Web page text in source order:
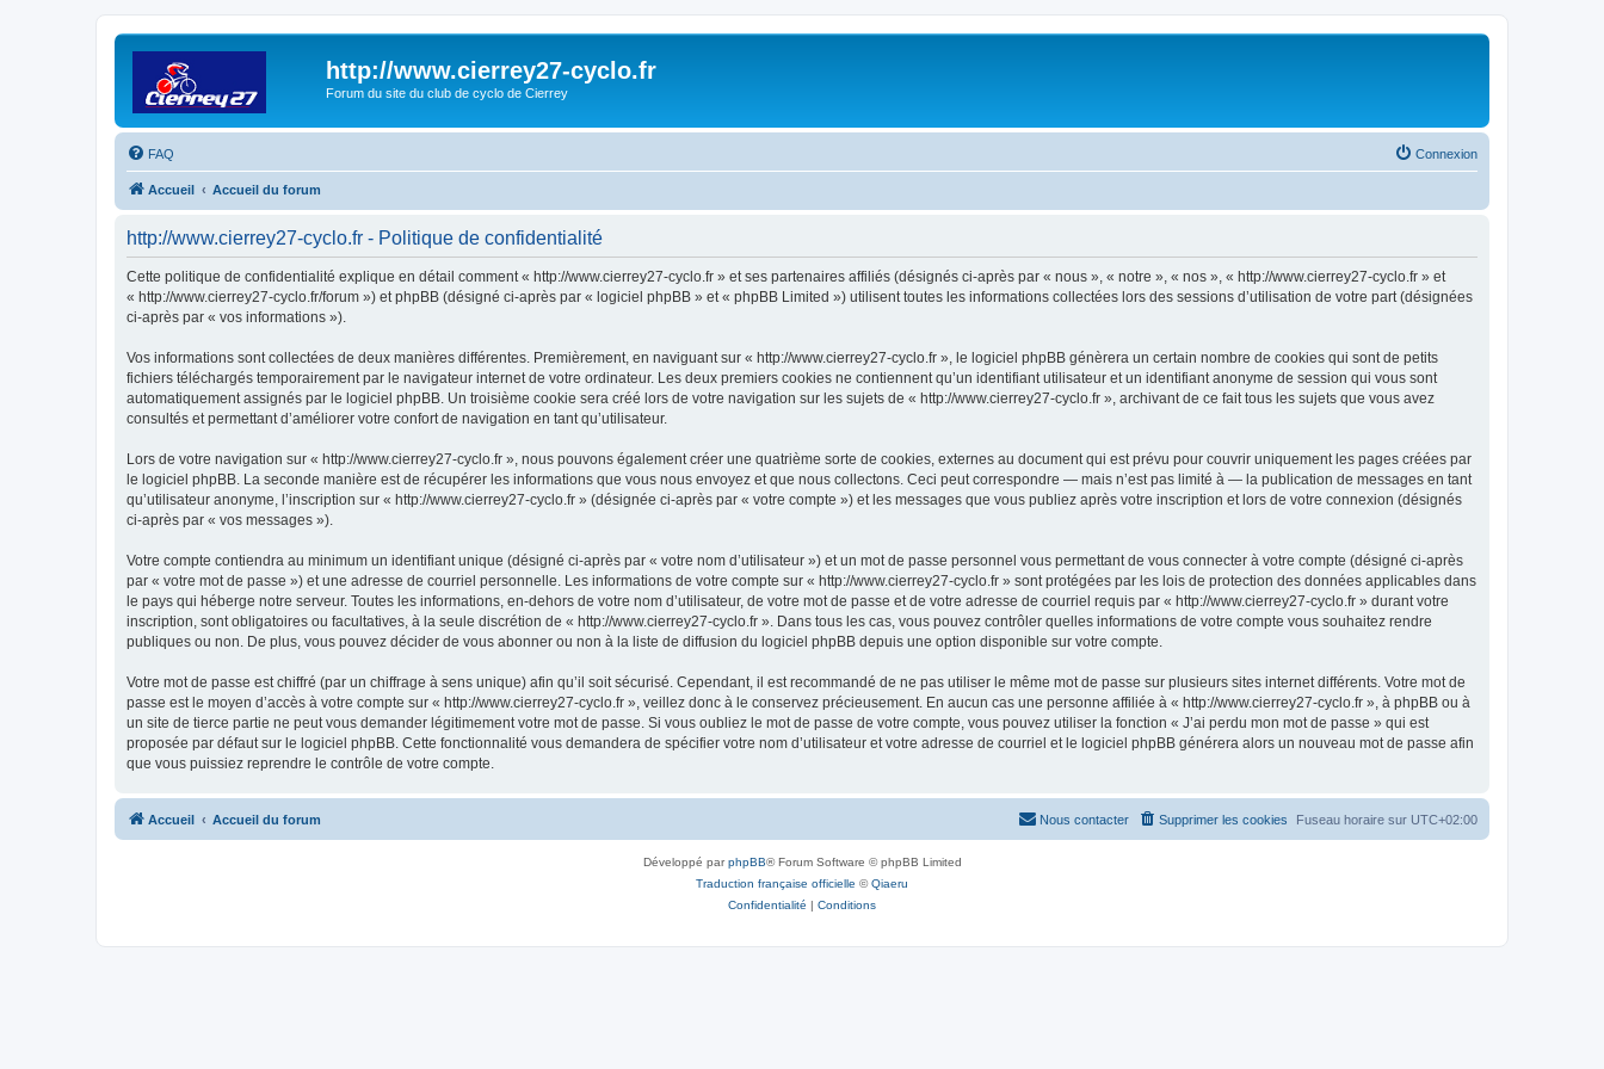
http://www.cierrey27-cyclo.fr
Forum du site du club de cyclo de Cierrey
FAQ Connexion
Accueil Accueil du forum
http://www.cierrey27-cyclo.fr - Politique de confidentialité
Cette politique de confidentialité explique en détail comment « http://www.cierrey27-cyclo.fr » et ses partenaires affiliés (désignés ci-après par « nous », « notre », « nos », « http://www.cierrey27-cyclo.fr » et
« http://www.cierrey27-cyclo.fr/forum ») et phpBB (désigné ci-après par « logiciel phpBB » et « phpBB Limited ») utilisent toutes les informations collectées lors des sessions d’utilisation de votre part (désignées
ci-après par « vos informations »).
Vos informations sont collectées de deux manières différentes. Premièrement, en naviguant sur « http://www.cierrey27-cyclo.fr », le logiciel phpBB génèrera un certain nombre de cookies qui sont de petits
fichiers téléchargés temporairement par le navigateur internet de votre ordinateur. Les deux premiers cookies ne contiennent qu’un identifiant utilisateur et un identifiant anonyme de session qui vous sont
automatiquement assignés par le logiciel phpBB. Un troisième cookie sera créé lors de votre navigation sur les sujets de « http://www.cierrey27-cyclo.fr », archivant de ce fait tous les sujets que vous avez
consultés et permettant d’améliorer votre confort de navigation en tant qu’utilisateur.
Lors de votre navigation sur « http://www.cierrey27-cyclo.fr », nous pouvons également créer une quatrième sorte de cookies, externes au document qui est prévu pour couvrir uniquement les pages créées par
le logiciel phpBB. La seconde manière est de récupérer les informations que vous nous envoyez et que nous collectons. Ceci peut correspondre — mais n’est pas limité à — la publication de messages en tant
qu’utilisateur anonyme, l’inscription sur « http://www.cierrey27-cyclo.fr » (désignée ci-après par « votre compte ») et les messages que vous publiez après votre inscription et lors de votre connexion (désignés
ci-après par « vos messages »).
Votre compte contiendra au minimum un identifiant unique (désigné ci-après par « votre nom d’utilisateur ») et un mot de passe personnel vous permettant de vous connecter à votre compte (désigné ci-après
par « votre mot de passe ») et une adresse de courriel personnelle. Les informations de votre compte sur « http://www.cierrey27-cyclo.fr » sont protégées par les lois de protection des données applicables dans
le pays qui héberge notre serveur. Toutes les informations, en-dehors de votre nom d’utilisateur, de votre mot de passe et de votre adresse de courriel requis par « http://www.cierrey27-cyclo.fr » durant votre
inscription, sont obligatoires ou facultatives, à la seule discrétion de « http://www.cierrey27-cyclo.fr ». Dans tous les cas, vous pouvez contrôler quelles informations de votre compte vous souhaitez rendre
publiques ou non. De plus, vous pouvez décider de vous abonner ou non à la liste de diffusion du logiciel phpBB depuis une option disponible sur votre compte.
Votre mot de passe est chiffré (par un chiffrage à sens unique) afin qu’il soit sécurisé. Cependant, il est recommandé de ne pas utiliser le même mot de passe sur plusieurs sites internet différents. Votre mot de
passe est le moyen d’accès à votre compte sur « http://www.cierrey27-cyclo.fr », veillez donc à le conservez précieusement. En aucun cas une personne affiliée à « http://www.cierrey27-cyclo.fr », à phpBB ou à
un site de tierce partie ne peut vous demander légitimement votre mot de passe. Si vous oubliez le mot de passe de votre compte, vous pouvez utiliser la fonction « J’ai perdu mon mot de passe » qui est
proposée par défaut sur le logiciel phpBB. Cette fonctionnalité vous demandera de spécifier votre nom d’utilisateur et votre adresse de courriel et le logiciel phpBB générera alors un nouveau mot de passe afin
que vous puissiez reprendre le contrôle de votre compte.
Accueil Accueil du forum Fuseau horaire sur UTC+02:00
Supprimer les cookies
Nous contacter
Développé parphpBB® Forum Software © phpBB Limited
Traduction française officielle ©Qiaeru
Confidentialité | Conditions